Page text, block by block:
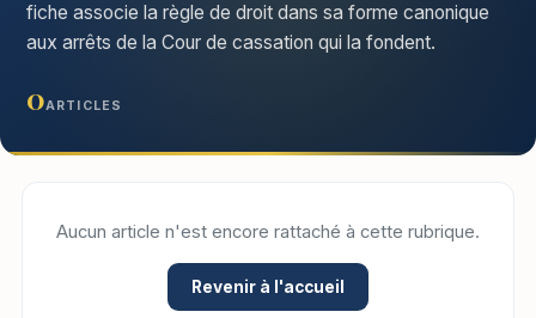
fiche associe la règle de droit dans sa forme canonique
aux arrêts de la Cour de cassation qui la fondent.
0ARTICLES
Aucun article n'est encore rattaché à cette rubrique.
Revenir à l'accueil